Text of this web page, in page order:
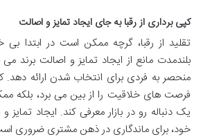
کپی برداری از رقبا به جای ایجاد تمایز و اصالت
تقلید از رقبا، گرچه ممکن است در ابتدا بی
بلندمدت مانع از ایجاد تمایز و اصالت برند
منحصر به فردی برای انتخاب شدن ارائه دهد.
فرصت های خلاقیت را از بین می برد، بلکه
یک دنباله رو در بازار معرفی کند. ایجاد
خود، برای ماندگاری در ذهن مشتری ضروری